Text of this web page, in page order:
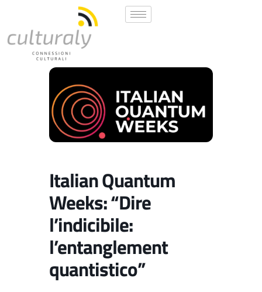
Italian Quantum
Weeks: “Dire
l’indicibile:
l’entanglement
quantistico”